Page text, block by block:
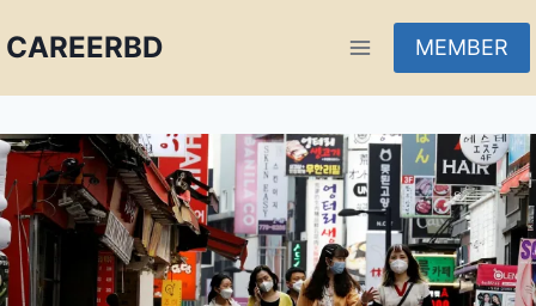
CAREERBD MEMBER
PORTAL
FORUM